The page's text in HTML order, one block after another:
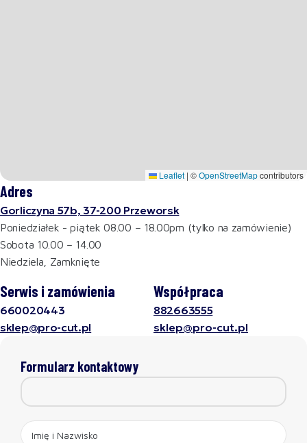
Adres
Gorliczyna 57b, 37-200 Przeworsk
Poniedziałek - piątek 08.00 – 18.00pm (tylko na zamówienie)
Sobota 10.00 – 14.00
Niedziela, Zamknięte
Serwis i zamówienia
660020443
sklep@pro-cut.pl
Współpraca
882663555
sklep@pro-cut.pl
Formularz kontaktowy
Leaflet | ©OpenStreetMapcontributors